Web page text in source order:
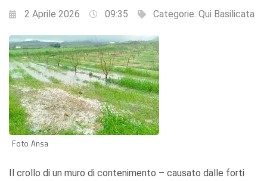
2 Aprile 2026 09:35 Categorie: Qui Basilicata
Foto Ansa
Il crollo di un muro di contenimento – causato dalle forti